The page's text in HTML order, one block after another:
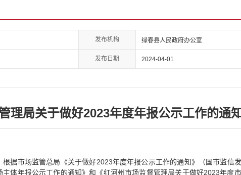
发布机构 绿春县人民政府办公室
发布日期 2024-04-01
理局关于做好2023年度年报公示工作的通知
据市场监管总局《关于做好2023年度年报公示工作的通知》（国市监信
主体年报公示工作的通知》和《红河州市场监督管理局关于做好2023年度